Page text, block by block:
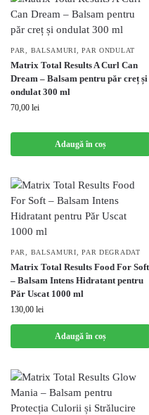
PAR BALSAMURI ,PAR ONDULAT
Matrix Total Results A Curl Can
Dream – Balsam pentru păr creț și
ondulat 300 ml
70,00 lei
Adaugă în coș
PAR BALSAMURI ,PAR DEGRADAT
Matrix Total Results Food For Soft
– Balsam Intens Hidratant pentru
Păr Uscat 1000 ml
130,00 lei
Adaugă în coș